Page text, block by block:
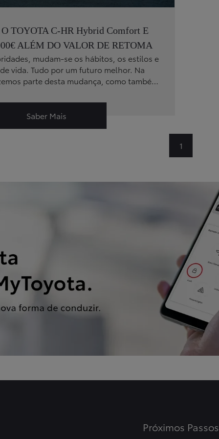
TOYOTA C-HR Hybrid Comfort E
ALÉM DO VALOR DE RETOMA
mudam-se os hábitos, os estilos e
vida. Tudo por um futuro melhor. Na
parte desta mudança, como também
para um híbrido Toyota.
Saber Mais
1
Próximos Passos